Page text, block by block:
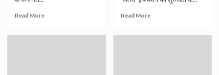
Read More Read More